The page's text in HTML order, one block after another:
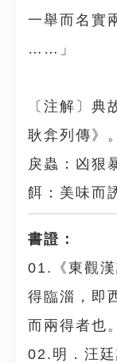
一舉而名實
……」
〔注解〕典
耿弇列傳》
戾蟲：凶狠
餌：美味而
書證：
01.《東觀
得臨淄，即
而兩得者也
02.明．汪